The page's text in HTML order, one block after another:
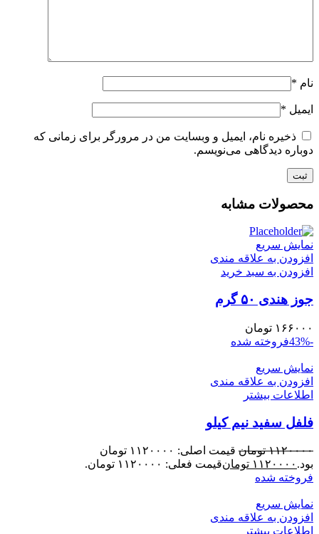
نام *
ایمیل *
ذخیره نام، ایمیل و وبسایت من در مرورگر برای زمانی که
دوباره دیدگاهی می‌نویسم.
محصولات مشابه
نمایش سریع
افزودن به علاقه مندی
افزودن به سبد خرید
جوز هندی ۵۰ گرم
۱۶۶۰۰۰ تومان
-43%
فروخته شده
نمایش سریع
افزودن به علاقه مندی
اطلاعات بیشتر
فلفل سفید نیم کیلو
۱۱۲۰۰۰۰ تومان
قیمت اصلی: ۱۱۲۰۰۰۰ تومان
بود. ۱۱۲۰۰۰۰ تومانقیمت فعلی: ۱۱۲۰۰۰۰ تومان.
فروخته شده
نمایش سریع
افزودن به علاقه مندی
اطلاعات بیشتر